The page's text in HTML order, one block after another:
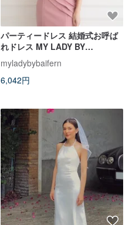
パーティードレス 結婚式お呼ば
れドレス MY LADY BY
BAIFERN - ML0449
myladybybaifern
6,042円